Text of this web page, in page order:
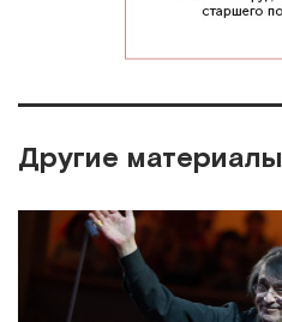
Другие материалы